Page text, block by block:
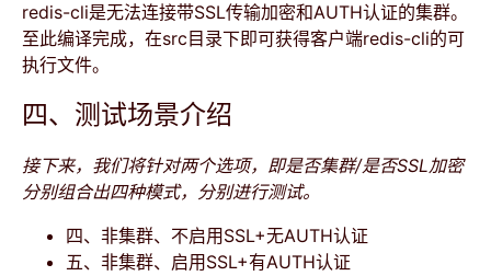
redis-cli是无法连接带SSL传输加密和AUTH认证的集群。
至此编译完成，在src目录下即可获得客户端redis-cli的可
执行文件。
四、测试场景介绍
接下来，我们将针对两个选项，即是否集群/是否SSL加密
分别组合出四种模式，分别进行测试。
四、非集群、不启用SSL+无AUTH认证
五、非集群、启用SSL+有AUTH认证